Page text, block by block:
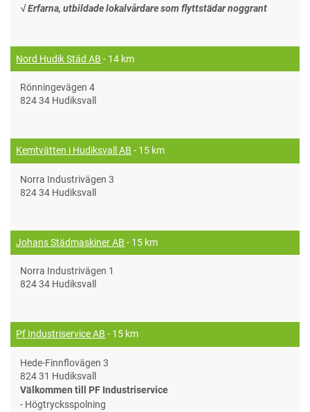
√ Erfarna, utbildade lokalvårdare som flyttstädar noggrant
Nord Hudik Städ AB - 14 km
Rönningevägen 4
824 34 Hudiksvall
Kemtvätten i Hudiksvall AB - 15 km
Norra Industrivägen 3
824 34 Hudiksvall
Johans Städmaskiner AB - 15 km
Norra Industrivägen 1
824 34 Hudiksvall
Pf Industriservice AB - 15 km
Hede-Finnflovägen 3
824 31 Hudiksvall
Välkommen till PF Industriservice
- Högtrycksspolning